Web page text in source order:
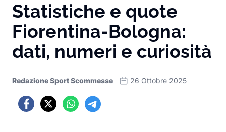
Statistiche e quote
Fiorentina-Bologna:
dati, numeri e curiosità
Redazione Sport Scommesse 26 Ottobre 2025